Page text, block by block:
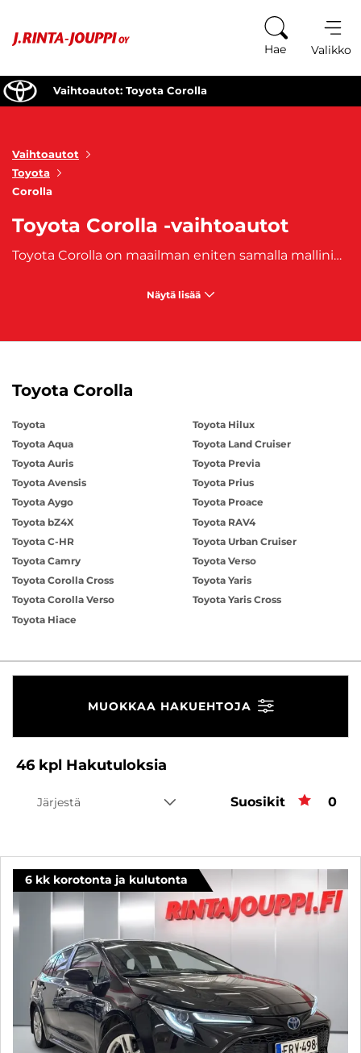
Hae Valikko
Vaihtoautot: Toyota Corolla
Vaihtoautot
Toyota
Corolla
Toyota Corolla -vaihtoautot
Toyota Corolla on maailman eniten samalla mallinimellä valmistettu auto maailmassa. Sitä on valmistettu vuodesta 1966 lähtien. Toyota Corolla -vaihtoautot edustavat yhtä maailman suosituimmista ja luotetuimmista automalleista, joka on tunnettu kestävyydestään, taloudellisuudestaan ja käyttömukavuudestaan. Toyota Corolla -vaihtoautoja on saatavilla useina eri korimalliversioina, mukaan lukien
Näytä lisää
Toyota Corolla
Toyota
Toyota Aqua
Toyota Auris
Toyota Avensis
Toyota Aygo
Toyota bZ4X
Toyota C-HR
Toyota Camry
Toyota Corolla Cross
Toyota Corolla Verso
Toyota Hiace
Toyota Hilux
Toyota Land Cruiser
Toyota Previa
Toyota Prius
Toyota Proace
Toyota RAV4
Toyota Urban Cruiser
Toyota Verso
Toyota Yaris
Toyota Yaris Cross
MUOKKAA HAKUEHTOJA
46 kpl Hakutuloksia
Järjestä Suosikit 0
6 kk korotonta ja kulutonta